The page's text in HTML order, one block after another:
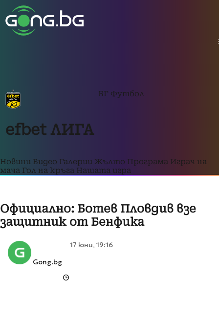
БГ Футбол
efbet ЛИГА
Новини Видео Галерии Жълто Програма Играч на
мача Гол на кръга Нашата игра
Официално: Ботев Пловдив взе
защитник от Бенфика
Gong.bg
17 юни, 19:16